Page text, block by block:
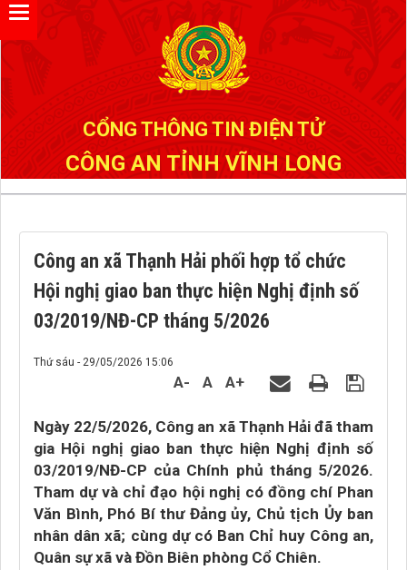
CỔNG THÔNG TIN ĐIỆN TỬ
CÔNG AN TỈNH VĨNH LONG
Công an xã Thạnh Hải phối hợp tổ chức
Hội nghị giao ban thực hiện Nghị định số
03/2019/NĐ-CP tháng 5/2026
Thứ sáu - 29/05/2026 15:06
A- A A+
Ngày 22/5/2026, Công an xã Thạnh Hải đã tham
gia Hội nghị giao ban thực hiện Nghị định số
03/2019/NĐ-CP của Chính phủ tháng 5/2026.
Tham dự và chỉ đạo hội nghị có đồng chí Phan
Văn Bình, Phó Bí thư Đảng ủy, Chủ tịch Ủy ban
nhân dân xã; cùng dự có Ban Chỉ huy Công an,
Quân sự xã và Đồn Biên phòng Cổ Chiên.